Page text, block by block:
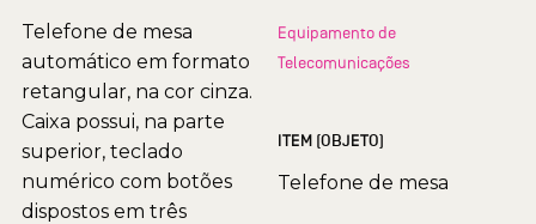
Telefone de mesa
automático em formato
retangular, na cor cinza.
Caixa possui, na parte
superior, teclado
numérico com botões
dispostos em três
Equipamento de
Telecomunicações
ITEM (OBJETO)
Telefone de mesa